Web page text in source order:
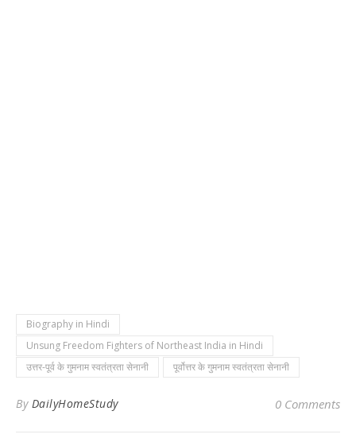
Biography in Hindi
Unsung Freedom Fighters of Northeast India in Hindi
उत्तर-पूर्व के गुमनाम स्वतंत्रता सेनानी
पूर्वोत्तर के गुमनाम स्वतंत्रता सेनानी
By DailyHomeStudy 0 Comments